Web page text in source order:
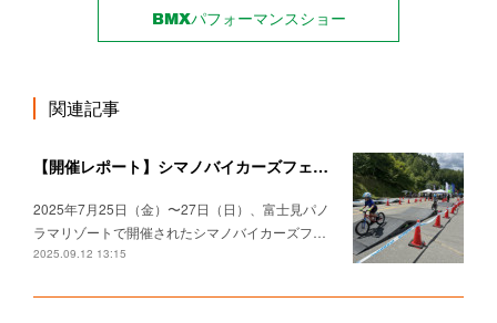
BMXパフォーマンスショー
関連記事
【開催レポート】シマノバイカーズフェスティバル2025でパンプトラック体験＆タイムアタックチャレンジ！
2025年7月25日（金）〜27日（日）、富士見パノ
ラマリゾートで開催されたシマノバイカーズフ…
2025.09.12 13:15